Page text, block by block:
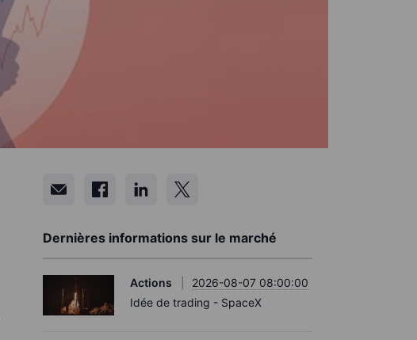
Dernières informations sur le marché
Actions
2026-08-07 08:00:00
Idée de trading - SpaceX